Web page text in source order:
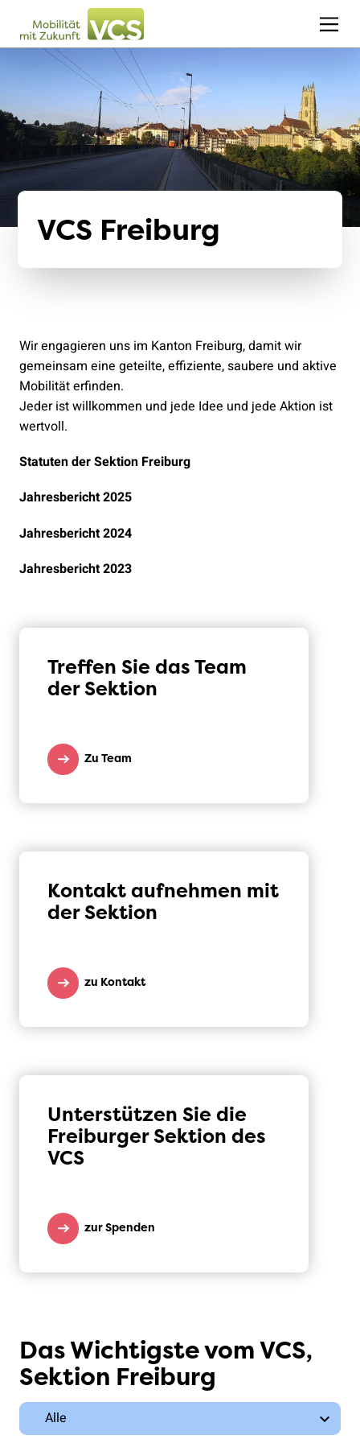
VCS Freiburg
Wir engagieren uns im Kanton Freiburg, damit wir
gemeinsam eine geteilte, effiziente, saubere und aktive
Mobilität erfinden.
Jeder ist willkommen und jede Idee und jede Aktion ist
wertvoll.
Statuten der Sektion Freiburg
Jahresbericht 2025
Jahresbericht 2024
Jahresbericht 2023
Treffen Sie das Team
der Sektion
Zu Team
Kontakt aufnehmen mit
der Sektion
zu Kontakt
Unterstützen Sie die
Freiburger Sektion des
VCS
zur Spenden
Das Wichtigste vom VCS,
Sektion Freiburg